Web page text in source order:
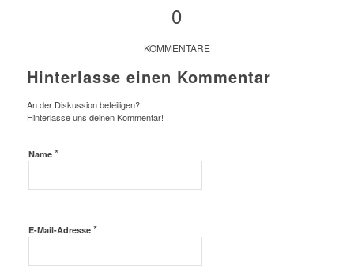
0
KOMMENTARE
Hinterlasse einen Kommentar
An der Diskussion beteiligen?
Hinterlasse uns deinen Kommentar!
Name *
E-Mail-Adresse *